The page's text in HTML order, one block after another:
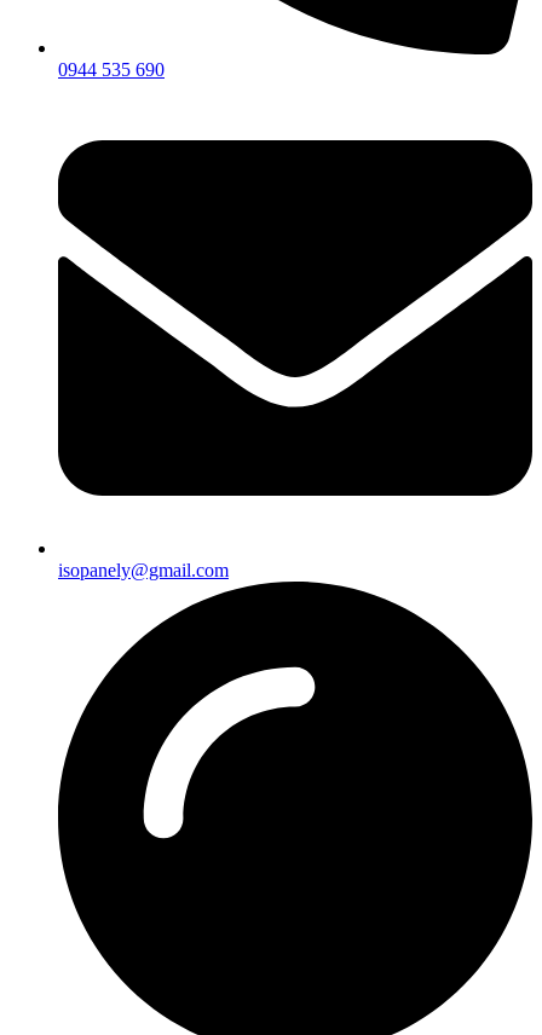
0944 535 690
isopanely@gmail.com